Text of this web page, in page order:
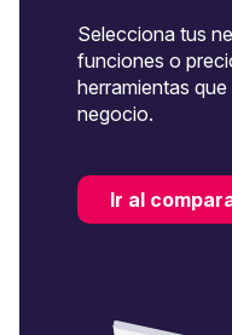
Selecciona tus
funciones o
herramientas
negocio.
Ir al